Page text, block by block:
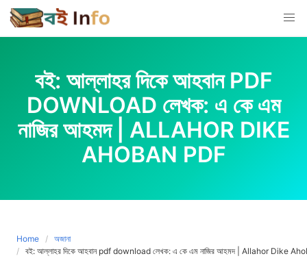
Skip
to
content
বই: আল্লাহর দিকে আহবান PDF
DOWNLOAD লেখক: এ কে এম
নাজির আহমদ | ALLAHOR DIKE
AHOBAN PDF
Home
অজানা
বই: আল্লাহর দিকে আহবান pdf download লেখক: এ কে এম নাজির আহমদ | Allahor Dike